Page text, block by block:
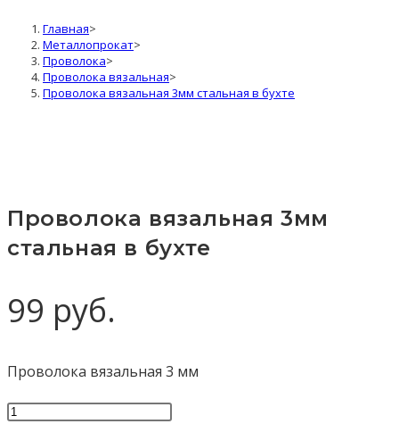
Главная>
Металлопрокат>
Проволока>
Проволока вязальная>
Проволока вязальная 3мм стальная в бухте
Проволока вязальная 3мм
стальная в бухте
99 руб.
Проволока вязальная 3 мм
Количество